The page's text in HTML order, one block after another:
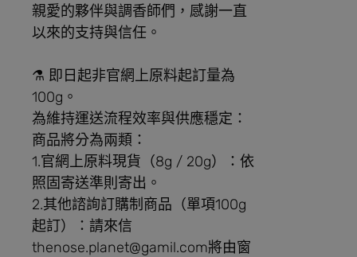
親愛的夥伴與調香師們，感謝一直
以來的支持與信任。
⚗️ 即日起非官網上原料起訂量為
100g。
為維持運送流程效率與供應穩定：
商品將分為兩類：
1.官網上原料現貨（8g / 20g）：依
照固寄送準則寄出。
2.其他諮詢訂購制商品（單項100g
起訂）：請來信
thenose.planet@gamil.com將由窗